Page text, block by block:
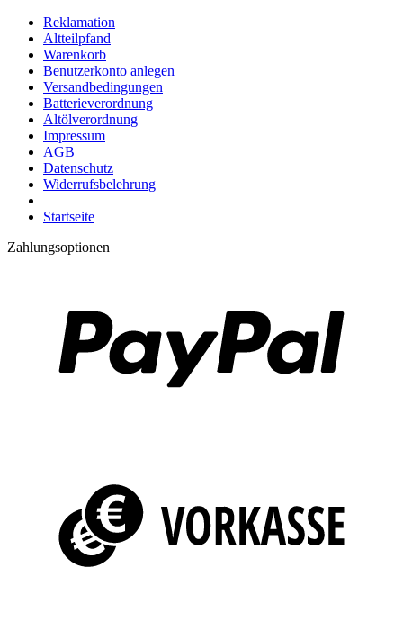
Reklamation
Altteilpfand
Warenkorb
Benutzerkonto anlegen
Versandbedingungen
Batterieverordnung
Altölverordnung
Impressum
AGB
Datenschutz
Widerrufsbelehrung
Startseite
Zahlungsoptionen